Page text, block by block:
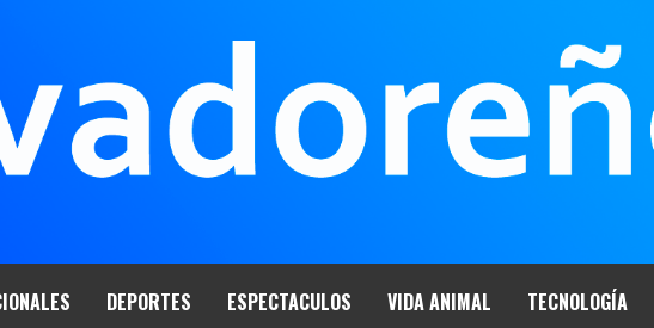
DEPORTES ESPECTACULOS VIDA ANIMAL TECNOLOGÍA